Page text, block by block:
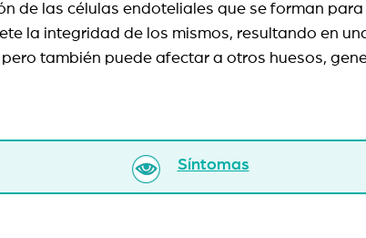
de las células endoteliales que se forman
la integridad de los mismos, resultando en
también puede afectar a otros huesos,
Síntomas